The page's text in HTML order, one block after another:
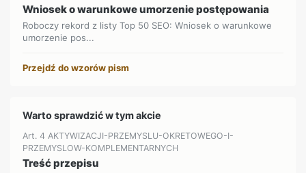
Wniosek o warunkowe umorzenie postępowania
Roboczy rekord z listy Top 50 SEO: Wniosek o warunkowe
umorzenie pos...
Przejdź do wzorów pism
Warto sprawdzić w tym akcie
Art. 4 AKTYWIZACJI-PRZEMYSLU-OKRETOWEGO-I-
PRZEMYSLOW-KOMPLEMENTARNYCH
Treść przepisu